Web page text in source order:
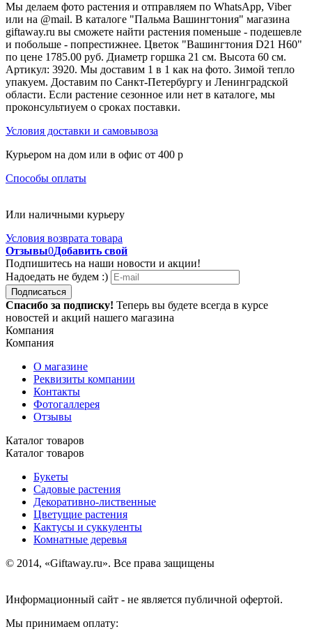
Мы делаем фото растения и отправляем по WhatsApp, Viber
или на @mail. В каталоге "Пальма Вашингтония" магазина
giftaway.ru вы сможете найти растения поменьше - подешевле
и побольше - попрестижнее. Цветок "Вашингтония D21 H60"
по цене 1785.00 руб. Диаметр горшка 21 см. Высота 60 см.
Артикул: 3920. Мы доставим 1 в 1 как на фото. Зимой тепло
упакуем. Доставим по Санкт-Петербургу и Ленинградской
области. Если растение сезонное или нет в каталоге, мы
проконсультиуем о сроках поставки.
Условия доставки и самовывоза
Курьером на дом или в офис от 400 p
Способы оплаты
Или наличными курьеру
Условия возврата товара
Отзывы0Добавить свой
Подпишитесь на наши новости и акции!
Надоедать не будем :)
Подписаться
Спасибо за подписку! Теперь вы будете всегда в курсе
новостей и акций нашего магазина
Компания
Компания
О магазине
Реквизиты компании
Контакты
Фотогаллерея
Отзывы
Каталог товаров
Каталог товаров
Букеты
Садовые растения
Декоративно-лиственные
Цветущие растения
Кактусы и суккуленты
Комнатные деревья
© 2014, «Giftaway.ru». Все права защищены
Информационный сайт - не является публичной офертой.
Мы принимаем оплату: